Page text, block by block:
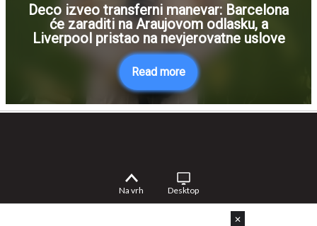
Deco izveo transferni manevar: Barcelona
će zaraditi na Araujovom odlasku, a
Liverpool pristao na nevjerovatne uslove
Read more
Na vrh Desktop
✕